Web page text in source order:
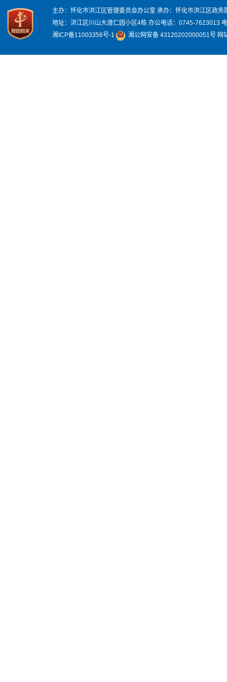
主办：怀化市洪江区管理委员会办公室 承办：怀化市洪江区政务
地址：洪江区川山大道仁园小区4栋 办公电话：0745-7623013
湘ICP备11003356号-1
湘公网安备 43120202000051号 网